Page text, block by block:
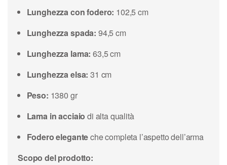
Lunghezza con fodero: 102,5 cm
Lunghezza spada: 94,5 cm
Lunghezza lama: 63,5 cm
Lunghezza elsa: 31 cm
Peso: 1380 gr
Lama in acciaio di alta qualità
Fodero eleganteche completa l’aspetto dell’arma
Scopo del prodotto: